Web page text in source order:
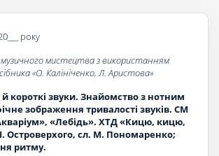
року
мистецтва з використанням
«О. Калініченко, Л. Аристова»
й короткі звуки. Знайомство з нотним
зображення тривалості звуків. СМ
«Лебідь». ХТД «Кицю, кицю,
Островерхого, сл. М. Пономаренко;
ритму.